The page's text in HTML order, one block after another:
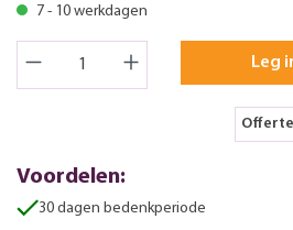
7 - 10 werkdagen
Leg
Voordelen:
30 dagen bedenkperiode